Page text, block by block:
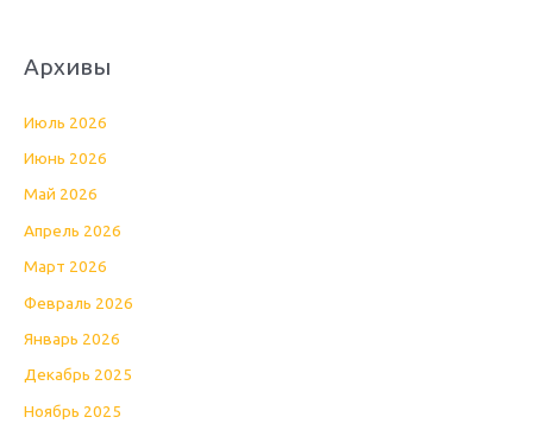
Архивы
Июль 2026
Июнь 2026
Май 2026
Апрель 2026
Март 2026
Февраль 2026
Январь 2026
Декабрь 2025
Ноябрь 2025